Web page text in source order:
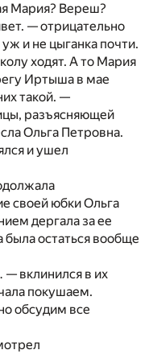
Мария? Вереш?
— отрицательно
и не цыганка почти.
ходят. А то Мария
Иртыша в мае
такой. —
разъясняющей
Ольга Петровна.
и ушел
своей юбки Ольга
дергала за ее
была остаться вообще
вклинился в их
покушаем.
обсудим все